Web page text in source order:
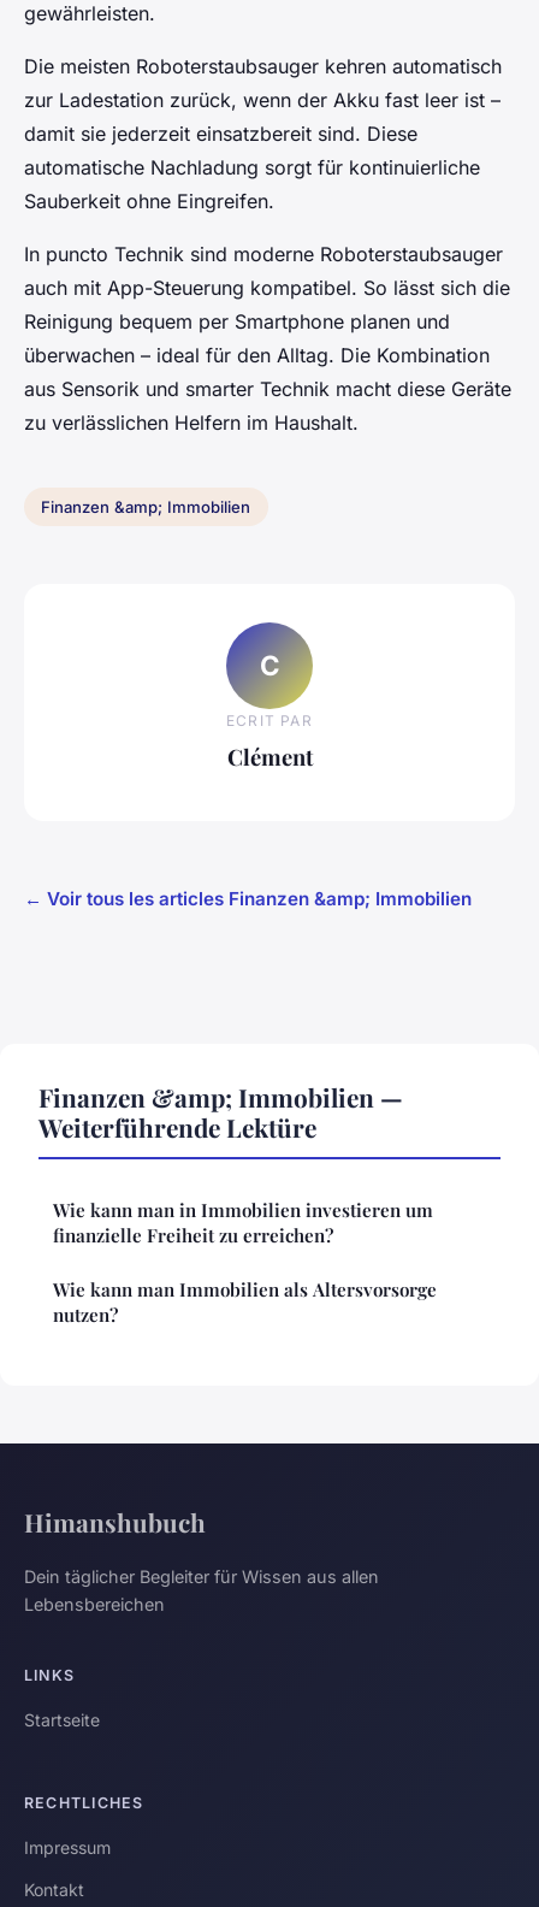
gewährleisten.
Die meisten Roboterstaubsauger kehren automatisch
zur Ladestation zurück, wenn der Akku fast leer ist –
damit sie jederzeit einsatzbereit sind. Diese
automatische Nachladung sorgt für kontinuierliche
Sauberkeit ohne Eingreifen.
In puncto Technik sind moderne Roboterstaubsauger
auch mit App-Steuerung kompatibel. So lässt sich die
Reinigung bequem per Smartphone planen und
überwachen – ideal für den Alltag. Die Kombination
aus Sensorik und smarter Technik macht diese Geräte
zu verlässlichen Helfern im Haushalt.
Finanzen &amp; Immobilien
C
ECRIT PAR
Clément
← Voir tous les articles Finanzen &amp; Immobilien
Finanzen &amp; Immobilien —
Weiterführende Lektüre
Wie kann man in Immobilien investieren um
finanzielle Freiheit zu erreichen?
Wie kann man Immobilien als Altersvorsorge
nutzen?
Himanshubuch
Dein täglicher Begleiter für Wissen aus allen
Lebensbereichen
LINKS
Startseite
RECHTLICHES
Impressum
Kontakt